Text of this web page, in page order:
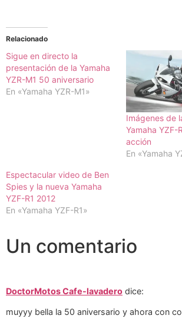
Relacionado
Sigue en directo la
presentación de la Yamaha
YZR-M1 50 aniversario
En «Yamaha YZR-M1»
Imágenes de
Yamaha YZF-
acción
En «Yamaha
Espectacular video de Ben
Spies y la nueva Yamaha
YZF-R1 2012
En «Yamaha YZF-R1»
Un comentario
DoctorMotos Cafe-lavadero dice:
muyyy bella la 50 aniversario y ahora con